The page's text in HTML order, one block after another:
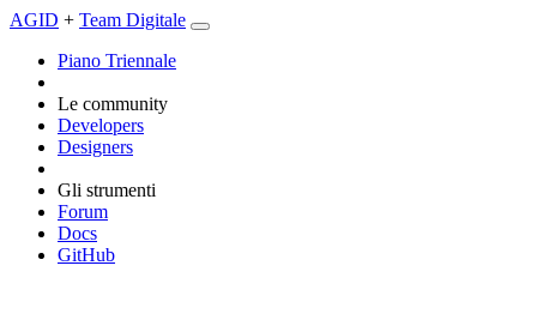
AGID + Team Digitale
Piano Triennale
Le community
Developers
Designers
Gli strumenti
Forum
Docs
GitHub